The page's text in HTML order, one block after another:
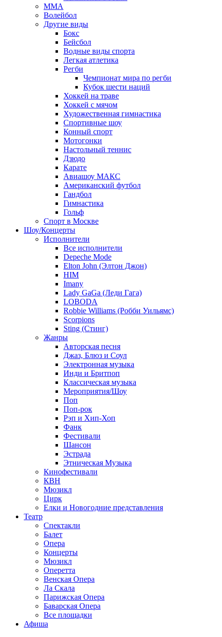
MMA
Волейбол
Другие виды
Бокс
Бейсбол
Водные виды спорта
Легкая атлетика
Регби
Чемпионат мира по регби
Кубок шести наций
Хоккей на траве
Хоккей с мячом
Художественная гимнастика
Спортивные шоу
Конный спорт
Мотогонки
Настольный теннис
Дзюдо
Карате
Авиашоу МАКС
Американский футбол
Гандбол
Гимнастика
Гольф
Спорт в Москве
Шоу/Концерты
Исполнители
Все исполнители
Depeche Mode
Elton John (Элтон Джон)
HIM
Imany
Lady GaGa (Леди Гага)
LOBODA
Robbie Williams (Робби Уильямс)
Scorpions
Sting (Стинг)
Жанры
Авторская песня
Джаз, Блюз и Соул
Электронная музыка
Инди и Бритпоп
Классическая музыка
Мероприятия/Шоу
Поп
Поп-рок
Рэп и Хип-Хоп
Фанк
Фестивали
Шансон
Эстрада
Этническая Музыка
Кинофестивали
КВН
Мюзикл
Цирк
Елки и Новогодние представления
Театр
Спектакли
Балет
Опера
Концерты
Мюзикл
Оперетта
Венская Опера
Ла Скала
Парижская Опера
Баварская Опера
Все площадки
Афиша